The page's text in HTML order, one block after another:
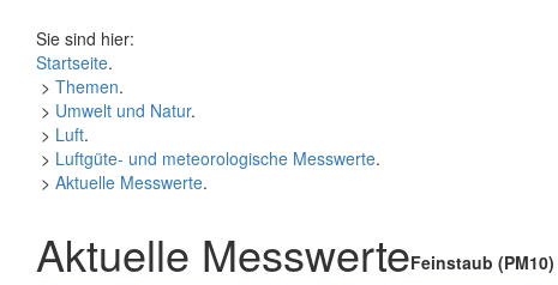
Sie sind hier:
Startseite.
> Themen.
> Umwelt und Natur.
> Luft.
> Luftgüte- und meteorologische Messwerte.
> Aktuelle Messwerte.
Aktuelle MesswerteFeinstaub (PM10)